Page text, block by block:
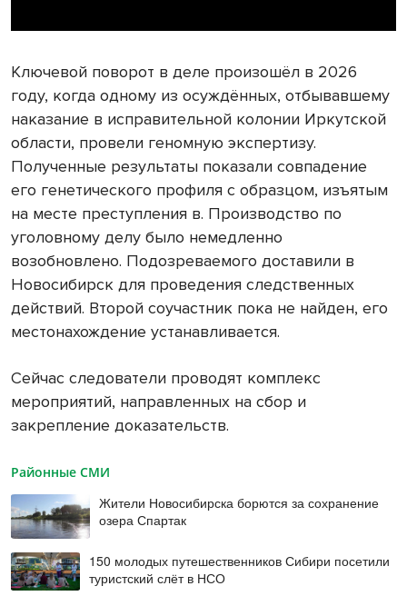
Ключевой поворот в деле произошёл в 2026
году, когда одному из осуждённых, отбывавшему
наказание в исправительной колонии Иркутской
области, провели геномную экспертизу.
Полученные результаты показали совпадение
его генетического профиля с образцом, изъятым
на месте преступления в. Производство по
уголовному делу было немедленно
возобновлено. Подозреваемого доставили в
Новосибирск для проведения следственных
действий. Второй соучастник пока не найден, его
местонахождение устанавливается.
Сейчас следователи проводят комплекс
мероприятий, направленных на сбор и
закрепление доказательств.
Районные СМИ
Жители Новосибирска борются за сохранение
озера Спартак
150 молодых путешественников Сибири посетили
туристский слёт в НСО